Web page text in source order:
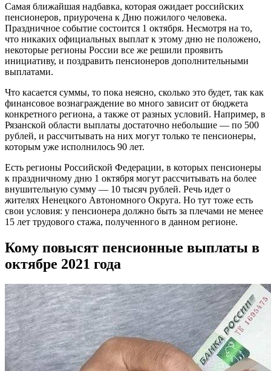
Самая ближайшая надбавка, которая ожидает российских
пенсионеров, приурочена к Дню пожилого человека.
Праздничное событие состоится 1 октября. Несмотря на то,
что никаких официальных выплат к этому дню не положено,
некоторые регионы России все же решили проявить
инициативу, и поздравить пенсионеров дополнительными
выплатами.
Что касается суммы, то пока неясно, сколько это будет, так как
финансовое вознаграждение во много зависит от бюджета
конкретного региона, а также от разных условий. Например, в
Рязанской области выплаты достаточно небольшие — по 500
рублей, и рассчитывать на них могут только те пенсионеры,
которым уже исполнилось 90 лет.
Есть регионы Российской Федерации, в которых пенсионеры
к праздничному дню 1 октября могут рассчитывать на более
внушительную сумму — 10 тысяч рублей. Речь идет о
жителях Ненецкого Автономного Округа. Но тут тоже есть
свои условия: у пенсионера должно быть за плечами не менее
15 лет трудового стажа, полученного в данном регионе.
Кому повысят пенсионные выплаты в
октябре 2021 года